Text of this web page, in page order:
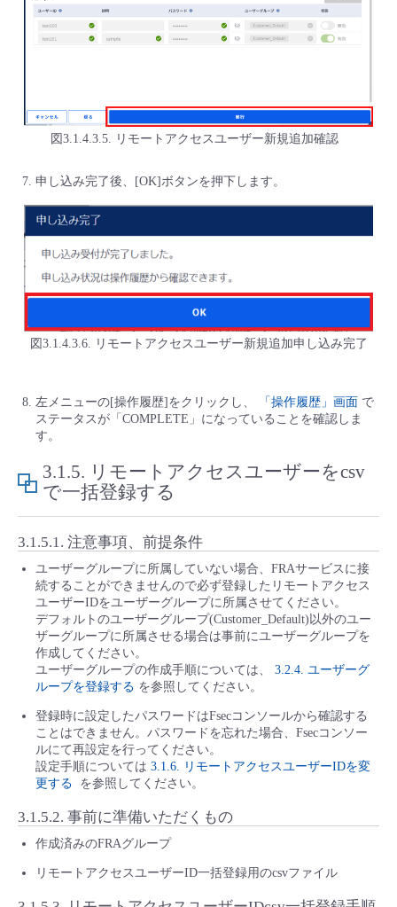
図3.1.4.3.5. リモートアクセスユーザー新規追加確認
申し込み完了後、[OK]ボタンを押下します。
図3.1.4.3.6. リモートアクセスユーザー新規追加申し込み完了
左メニューの[操作履歴]をクリックし、 「操作履歴」画面 で
ステータスが「COMPLETE」になっていることを確認しま
す。
3.1.5. リモートアクセスユーザーをcsv
で一括登録する
3.1.5.1. 注意事項、前提条件
ユーザーグループに所属していない場合、FRAサービスに接
続することができませんので必ず登録したリモートアクセス
ユーザーIDをユーザーグループに所属させてください。
デフォルトのユーザーグループ(Customer_Default)以外のユー
ザーグループに所属させる場合は事前にユーザーグループを
作成してください。
ユーザーグループの作成手順については、 3.2.4. ユーザーグ
ループを登録する を参照してください。
登録時に設定したパスワードはFsecコンソールから確認する
ことはできません。パスワードを忘れた場合、Fsecコンソー
ルにて再設定を行ってください。
設定手順については 3.1.6. リモートアクセスユーザーIDを変
更する を参照してください。
3.1.5.2. 事前に準備いただくもの
作成済みのFRAグループ
リモートアクセスユーザーID一括登録用のcsvファイル